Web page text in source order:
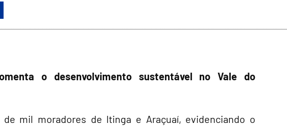
o desenvolvimento sustentável no Vale do
mil moradores de Itinga e Araçuaí, evidenciando o